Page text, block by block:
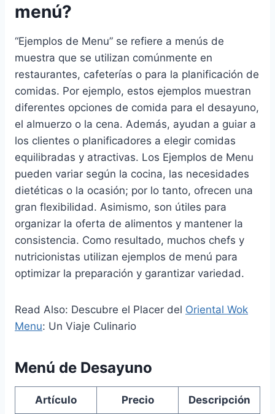
menú?
“Ejemplos de Menu” se refiere a menús de
muestra que se utilizan comúnmente en
restaurantes, cafeterías o para la planificación de
comidas. Por ejemplo, estos ejemplos muestran
diferentes opciones de comida para el desayuno,
el almuerzo o la cena. Además, ayudan a guiar a
los clientes o planificadores a elegir comidas
equilibradas y atractivas. Los Ejemplos de Menu
pueden variar según la cocina, las necesidades
dietéticas o la ocasión; por lo tanto, ofrecen una
gran flexibilidad. Asimismo, son útiles para
organizar la oferta de alimentos y mantener la
consistencia. Como resultado, muchos chefs y
nutricionistas utilizan ejemplos de menú para
optimizar la preparación y garantizar variedad.
Read Also: Descubre el Placer del Oriental Wok
Menu: Un Viaje Culinario
Menú de Desayuno
Artículo Precio Descripción